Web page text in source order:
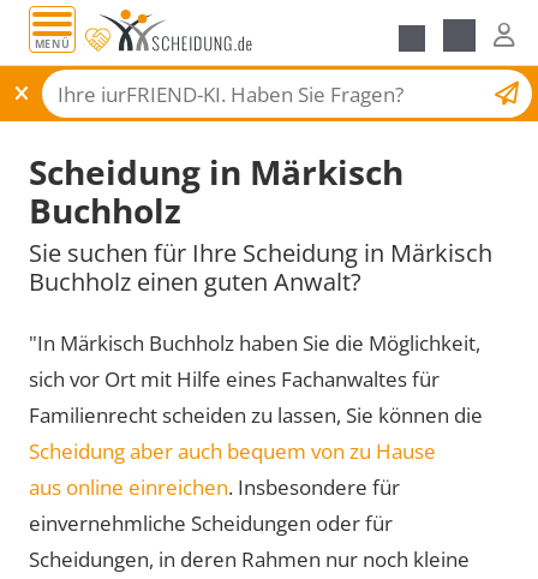
MENÜ
Scheidungsantrag
Scheidung in Märkisch
Buchholz
Sie suchen für Ihre Scheidung in Märkisch
Buchholz einen guten Anwalt?
"In Märkisch Buchholz haben Sie die Möglichkeit,
sich vor Ort mit Hilfe eines Fachanwaltes für
Familienrecht scheiden zu lassen, Sie können die
Scheidung aber auch bequem von zu Hause
aus online einreichen. Insbesondere für
einvernehmliche Scheidungen oder für
Scheidungen, in deren Rahmen nur noch kleine